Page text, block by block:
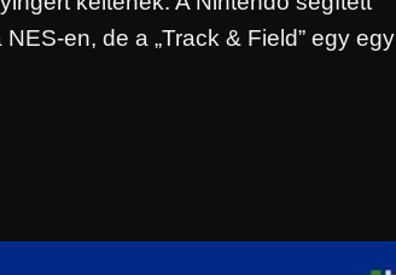
en, de a „Track & Field” egy